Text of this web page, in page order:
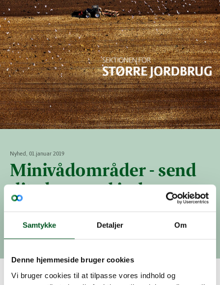
Samtykke Detaljer Om
Denne hjemmeside bruger cookies
Vi bruger cookies til at tilpasse vores indhold og
Nyhed, 01.januar 2019
Minivådområder - send
dit eksempel ind
I weekenden kom Berlingske som bekendt med en
overskrift om at landbrugets indsats har været alt
for lille. Det må ikke stå uimodsagt!